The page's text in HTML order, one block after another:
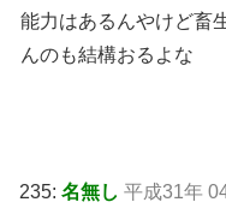
能力はあるんやけど畜
んのも結構おるよな
235: 名無し 平成31年